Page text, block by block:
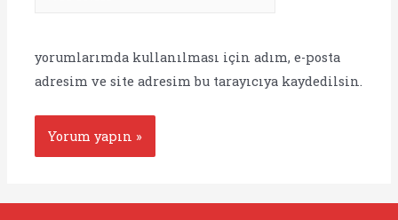
yorumlarımda kullanılması için adım, e-posta
adresim ve site adresim bu tarayıcıya kaydedilsin.